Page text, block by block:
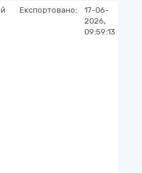
Експортовано:
17-06-
2026,
09:59:13